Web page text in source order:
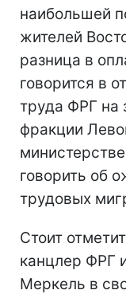
наибольшей
жителей
разница в
говорится в
труда ФРГ на
фракции
говорить об
трудовых
Стоит
канцлер ФРГ
Меркель в